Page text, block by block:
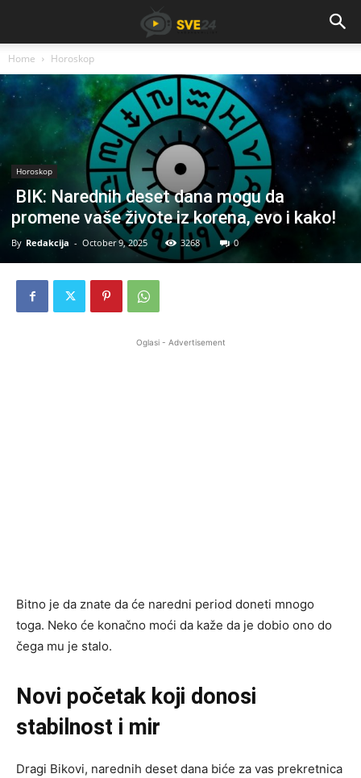
Home Horoskop
Horoskop
BIK: Narednih deset dana mogu da
promene vaše živote iz korena, evo i kako!
By Redakcija - October 9, 2025 3268 0
Oglasi - Advertisement
Bitno je da znate da će naredni period doneti mnogo
toga. Neko će konačno moći da kaže da je dobio ono do
čega mu je stalo.
Novi početak koji donosi
stabilnost i mir
Dragi Bikovi, narednih deset dana biće za vas prekretnica